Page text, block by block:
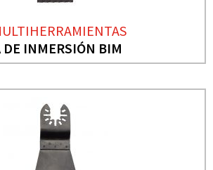
DE INMERSIÓN BIM